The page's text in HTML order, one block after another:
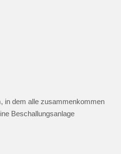
in dem alle zusammenkommen
Beschallungsanlage